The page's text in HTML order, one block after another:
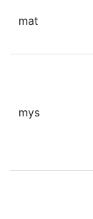
mat
mys